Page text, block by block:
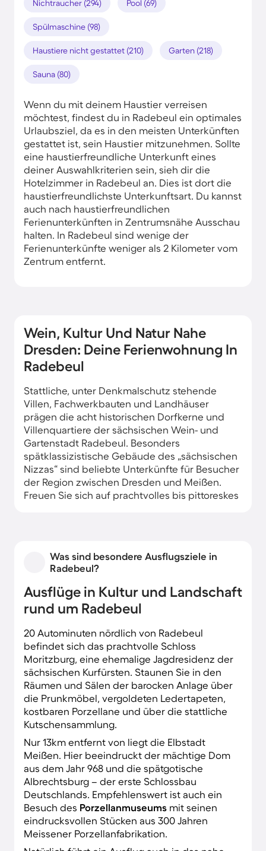
Nichtraucher (294) Pool (69)
Spülmaschine (98)
Haustiere nicht gestattet (210) Garten (218)
Sauna (80)
Wenn du mit deinem Haustier verreisen
möchtest, findest du in Radebeul ein optimales
Urlaubsziel, da es in den meisten Unterkünften
gestattet ist, sein Haustier mitzunehmen. Sollte
eine haustierfreundliche Unterkunft eines
deiner Auswahlkriterien sein, sieh dir die
Hotelzimmer in Radebeul an. Dies ist dort die
haustierfreundlichste Unterkunftsart. Du kannst
auch nach haustierfreundlichen
Ferienunterkünften in Zentrumsnähe Ausschau
halten. In Radebeul sind wenige der
Ferienunterkünfte weniger als 2 Kilometer vom
Zentrum entfernt.
Wein, Kultur Und Natur Nahe
Dresden: Deine Ferienwohnung In
Radebeul
Stattliche, unter Denkmalschutz stehende
Villen, Fachwerkbauten und Landhäuser
prägen die acht historischen Dorfkerne und
Villenquartiere der sächsischen Wein- und
Gartenstadt Radebeul. Besonders
spätklassizistische Gebäude des „sächsischen
Nizzas“ sind beliebte Unterkünfte für Besucher
der Region zwischen Dresden und Meißen.
Freuen Sie sich auf prachtvolles bis pittoreskes
Was sind besondere Ausflugsziele in
Radebeul?
Ausflüge in Kultur und Landschaft
rund um Radebeul
20 Autominuten nördlich von Radebeul
befindet sich das prachtvolle Schloss
Moritzburg, eine ehemalige Jagdresidenz der
sächsischen Kurfürsten. Staunen Sie in den
Räumen und Sälen der barocken Anlage über
die Prunkmöbel, vergoldeten Ledertapeten,
kostbaren Porzellane und über die stattliche
Kutschensammlung.
Nur 13km entfernt von liegt die Elbstadt
Meißen. Hier beeindruckt der mächtige Dom
aus dem Jahr 968 und die spätgotische
Albrechtsburg – der erste Schlossbau
Deutschlands. Empfehlenswert ist auch ein
Besuch des Porzellanmuseums mit seinen
eindrucksvollen Stücken aus 300 Jahren
Meissener Porzellanfabrikation.